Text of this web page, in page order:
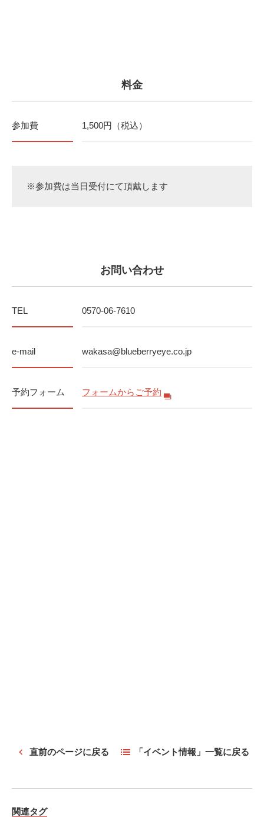
料金
参加費 1,500円（税込）
※参加費は当日受付にて頂戴します
お問い合わせ
TEL 0570-06-7610
e-mail wakasa@blueberryeye.co.jp
予約フォーム フォームからご予約
直前のページに戻る 「イベント情報」一覧に戻る
関連タグ